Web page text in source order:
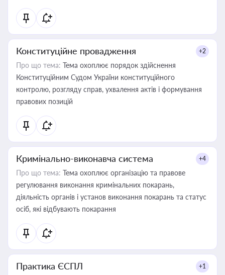
Конституційне провадження +2
Про що тема: Тема охоплює порядок здійснення
Конституційним Судом України конституційного
контролю, розгляду справ, ухвалення актів і формування
правових позицій
Кримінально-виконавча система +4
Про що тема: Тема охоплює організацію та правове
регулювання виконання кримінальних покарань,
діяльність органів і установ виконання покарань та статус
осіб, які відбувають покарання
Практика ЄСПЛ +1